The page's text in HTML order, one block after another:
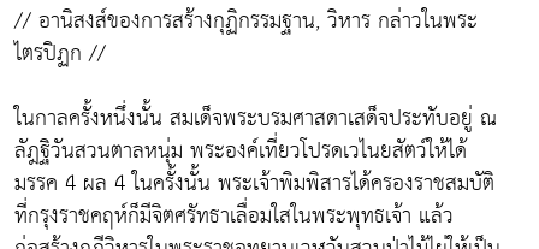
// อานิสงส์ของการสร้างกุฏิกรรมฐาน, วิหาร กล่าวในพระ
ไตรปิฏก //
ในกาลครั้งหนึ่งนั้น สมเด็จพระบรมศาสดาเสด็จประทับอยู่ ณ
ลัฎฐิวันสวนตาลหนุ่ม พระองค์เที่ยวโปรดเวไนยสัตว์ให้ได้
มรรค 4 ผล 4 ในครั้งนั้น พระเจ้าพิมพิสารได้ครองราชสมบัติ
ที่กรุงราชคฤห์ก็มีจิตศรัทธาเลื่อมใสในพระพุทธเจ้า แล้ว